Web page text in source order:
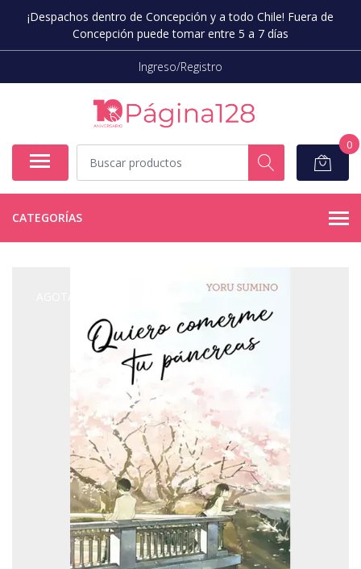
¡Despachos dentro de Concepción y a todo Chile! Fuera de
Concepción puede tomar entre 5 a 7 días
Ingreso/Registro
0
CATEGORÍAS